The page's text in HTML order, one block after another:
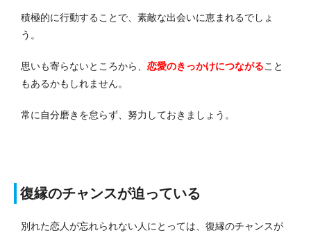
積極的に行動することで、素敵な出会いに恵まれるでしょ
う。
思いも寄らないところから、 恋愛のきっかけにつながること
もあるかもしれません。
常に自分磨きを怠らず、努力しておきましょう。
復縁のチャンスが迫っている
別れた恋人が忘れられない人にとっては、復縁のチャンスが